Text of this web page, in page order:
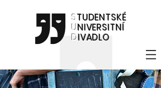
STUDENTSKÉ
UNIVERSITNÍ
DIVADLO